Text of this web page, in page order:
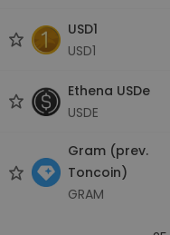
USD1
USD1
Ethena USDe
USDE
Gram (prev.
Toncoin)
GRAM